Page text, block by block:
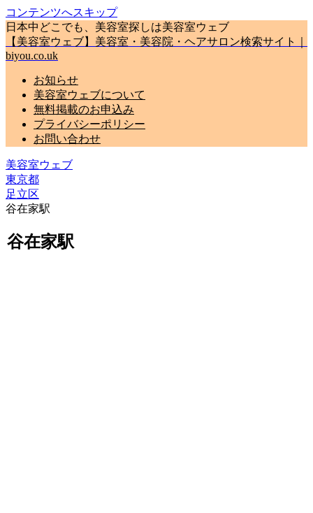
コンテンツへスキップ
日本中どこでも、美容室探しは美容室ウェブ
【美容室ウェブ】美容室・美容院・ヘアサロン検索サイト｜
biyou.co.uk
お知らせ
美容室ウェブについて
無料掲載のお申込み
プライバシーポリシー
お問い合わせ
美容室ウェブ
東京都
足立区
谷在家駅
谷在家駅